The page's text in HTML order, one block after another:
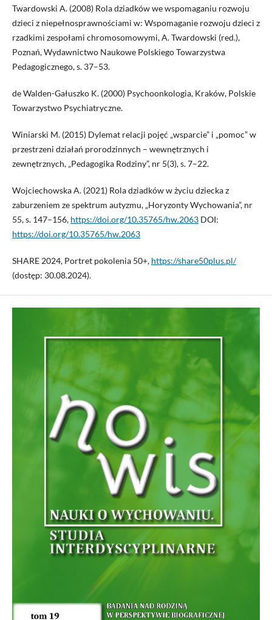
Twardowski A. (2008) Rola dziadków we wspomaganiu rozwoju
dzieci z niepełnosprawnościami w: Wspomaganie rozwoju dzieci z
rzadkimi zespołami chromosomowymi, A. Twardowski (red.),
Poznań, Wydawnictwo Naukowe Polskiego Towarzystwa
Pedagogicznego, s. 37–53.
de Walden-Gałuszko K. (2000) Psychoonkologia, Kraków, Polskie
Towarzystwo Psychiatryczne.
Winiarski M. (2015) Dylemat relacji pojęć „wsparcie” i „pomoc” w
przestrzeni działań prorodzinnych – wewnętrznych i
zewnętrznych, „Pedagogika Rodziny”, nr 5(3), s. 7–22.
Wojciechowska A. (2021) Rola dziadków w życiu dziecka z
zaburzeniem ze spektrum autyzmu, „Horyzonty Wychowania”, nr
55, s. 147–156, https://doi.org/10.35765/hw.2063DOI:
https://doi.org/10.35765/hw.2063
SHARE 2024, Portret pokolenia 50+, https://share50plus.pl/
(dostęp: 30.08.2024).